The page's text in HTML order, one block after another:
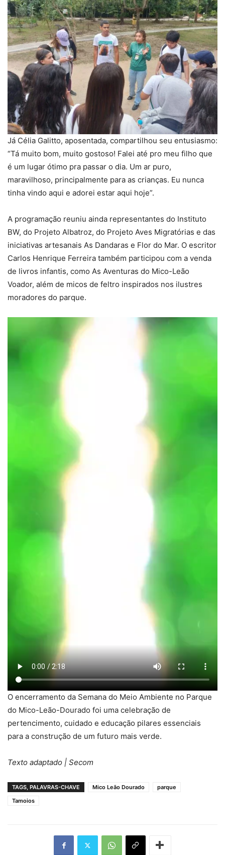
Já Célia Galitto, aposentada, compartilhou seu entusiasmo:
“Tá muito bom, muito gostoso! Falei até pro meu filho que
é um lugar ótimo pra passar o dia. Um ar puro,
maravilhoso, principalmente para as crianças. Eu nunca
tinha vindo aqui e adorei estar aqui hoje”.
A programação reuniu ainda representantes do Instituto
BW, do Projeto Albatroz, do Projeto Aves Migratórias e das
iniciativas artesanais As Dandaras e Flor do Mar. O escritor
Carlos Henrique Ferreira também participou com a venda
de livros infantis, como As Aventuras do Mico-Leão
Voador, além de micos de feltro inspirados nos ilustres
moradores do parque.
O encerramento da Semana do Meio Ambiente no Parque
do Mico-Leão-Dourado foi uma celebração de
pertencimento, cuidado e educação pilares essenciais
para a construção de um futuro mais verde.
Texto adaptado | Secom
TAGS, PALAVRAS-CHAVE Mico Leão Dourado
parque
Tamoios